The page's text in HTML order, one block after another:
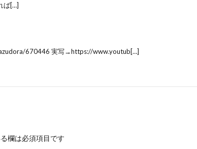
ば[…]
670446 実写→https://www.youtub[…]
欄は必須項目です